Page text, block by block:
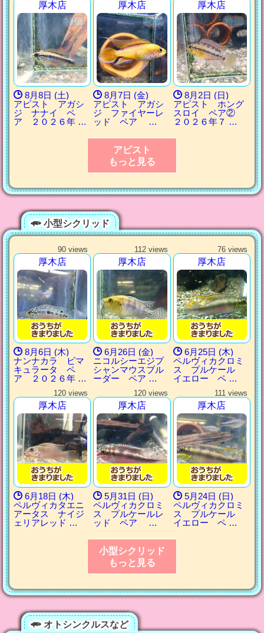
厚木店
8月8日 (土)
アピスト アガシ
ジ ナナイ ペ
ア ２０２６年 …
厚木店
8月7日 (金)
アピスト アガシ
ジ ファイヤーレ
ッド ペア …
厚木店
8月2日 (日)
アピスト ホング
スロイ ペア②
２０２６年７ …
アピスト
もっと見る
小型シクリッド
90 views
厚木店
8月6日 (木)
ナンナカラ ビマ
キュラータ ペ
ア ２０２６年 …
112 views
厚木店
6月26日 (金)
ニコルシーエジプ
シャンマウスブル
ーダー ペア …
76 views
厚木店
6月25日 (木)
ペルヴィカクロミ
ス プルケール
イエロー ペ …
120 views
厚木店
6月18日 (木)
ペルヴィカタエニ
アータス ナイジ
ェリアレッド …
120 views
厚木店
5月31日 (日)
ペルヴィカクロミ
ス プルケールレ
ッド ペア …
111 views
厚木店
5月24日 (日)
ペルヴィカクロミ
ス プルケール
イエロー ペ …
小型シクリッド
もっと見る
オトシンクルスなど